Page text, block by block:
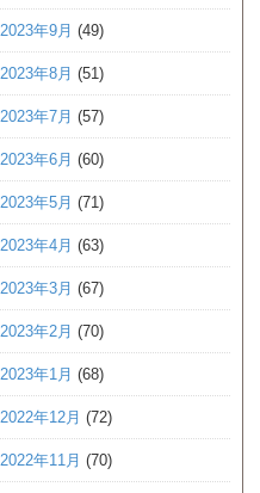
2023年9月 (49)
2023年8月 (51)
2023年7月 (57)
2023年6月 (60)
2023年5月 (71)
2023年4月 (63)
2023年3月 (67)
2023年2月 (70)
2023年1月 (68)
2022年12月 (72)
2022年11月 (70)